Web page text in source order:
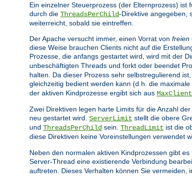
Ein einzelner Steuerprozess (der Elternprozess)
durch die ThreadsPerChild-Direktive angegeben,
weiterreicht, sobald sie eintreffen.
Der Apache versucht immer, einen Vorrat von freien
diese Weise brauchen Clients nicht auf die
Prozesse, die anfangs gestartet wird, wird mit der
unbeschäftigten Threads und forkt oder beendet
halten. Da dieser Prozess sehr selbstregulierend
gleichzeitig bedient werden kann (d.h. die
der aktiven Kindprozesse ergibt sich aus
Zwei Direktiven legen harte Limits für die Anzahl
neu gestartet wird. ServerLimit stellt die obere
und ThreadsPerChild sein. ThreadLimit ist die
diese Direktiven keine Voreinstellungen verwendet
Neben den normalen aktiven Kindprozessen gibt
Server-Thread eine existierende Verbindung
auftreten. Dieses Verhalten können Sie vermeiden,